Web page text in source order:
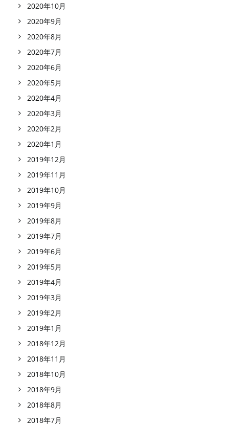
2020年10月
2020年9月
2020年8月
2020年7月
2020年6月
2020年5月
2020年4月
2020年3月
2020年2月
2020年1月
2019年12月
2019年11月
2019年10月
2019年9月
2019年8月
2019年7月
2019年6月
2019年5月
2019年4月
2019年3月
2019年2月
2019年1月
2018年12月
2018年11月
2018年10月
2018年9月
2018年8月
2018年7月